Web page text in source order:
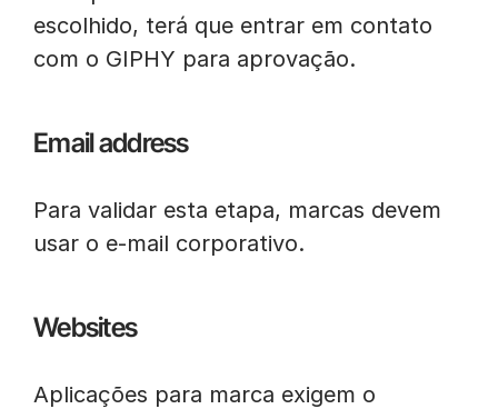
escolhido, terá que entrar em contato
com o GIPHY para aprovação.
Email address
Para validar esta etapa, marcas devem
usar o e-mail corporativo.
Websites
Aplicações para marca exigem o